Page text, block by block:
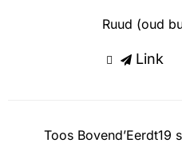
Ruud (oud
Link
Toos Bovend’Eerdt19